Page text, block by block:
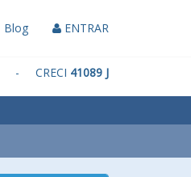
Blog ENTRAR
- CRECI 41089 J